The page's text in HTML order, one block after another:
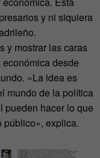
y ni siquiera
y mostrar las caras
desde
«La idea es
mundo de la política
pueden hacer lo que
público», explica.